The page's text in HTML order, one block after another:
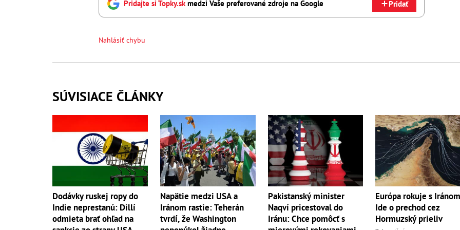
Pridajte si Topky.skmedzi Vaše preferované zdroje na Google Pridať
Nahlásiť chybu
SÚVISIACE ČLÁNKY
Dodávky ruskej ropy do
Indie neprestanú: Dillí
odmieta brať ohľad na
Napätie medzi USA a
Iránom rastie: Teherán
tvrdí, že Washington
Pakistanský minister
Naqví pricestoval do
Iránu: Chce pomôcť s
Európa rokuje s
Ide o prechod cez
Hormuzský prieliv